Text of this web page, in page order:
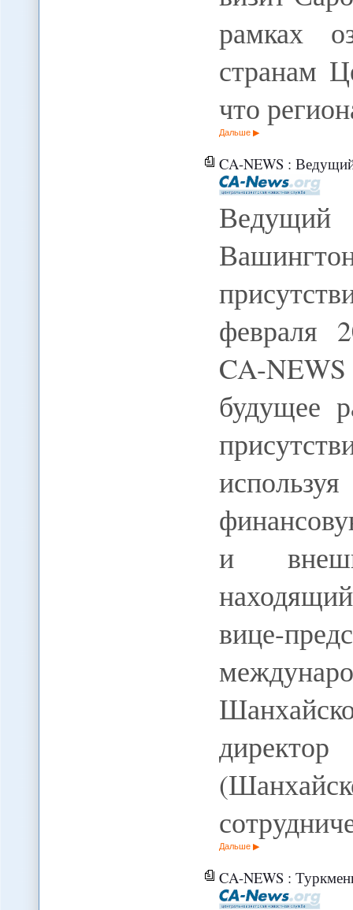
рамках
странам
что
Дальше
CA-NEWS : Ведущий эксперт
февраля
CA-
будущее
и
вице-
Дальше
CA-NEWS : Туркменистан